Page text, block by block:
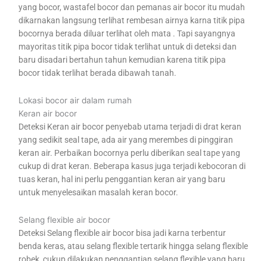
yang bocor, wastafel bocor dan pemanas air bocor itu mudah
dikarnakan langsung terlihat rembesan airnya karna titik pipa
bocornya berada diluar terlihat oleh mata . Tapi sayangnya
mayoritas titik pipa bocor tidak terlihat untuk di deteksi dan
baru disadari bertahun tahun kemudian karena titik pipa
bocor tidak terlihat berada dibawah tanah.
Lokasi bocor air dalam rumah
Keran air bocor
Deteksi Keran air bocor penyebab utama terjadi di drat keran
yang sedikit seal tape, ada air yang merembes di pinggiran
keran air. Perbaikan bocornya perlu diberikan seal tape yang
cukup di drat keran. Beberapa kasus juga terjadi kebocoran di
tuas keran, hal ini perlu penggantian keran air yang baru
untuk menyelesaikan masalah keran bocor.
Selang flexible air bocor
Deteksi Selang flexible air bocor bisa jadi karna terbentur
benda keras, atau selang flexible tertarik hingga selang flexible